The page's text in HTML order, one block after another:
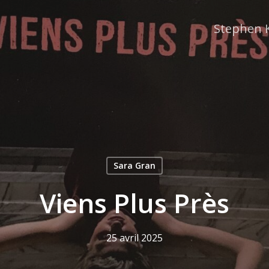
Stephen
Sara Gran
Viens Plus Près
25 avril 2025